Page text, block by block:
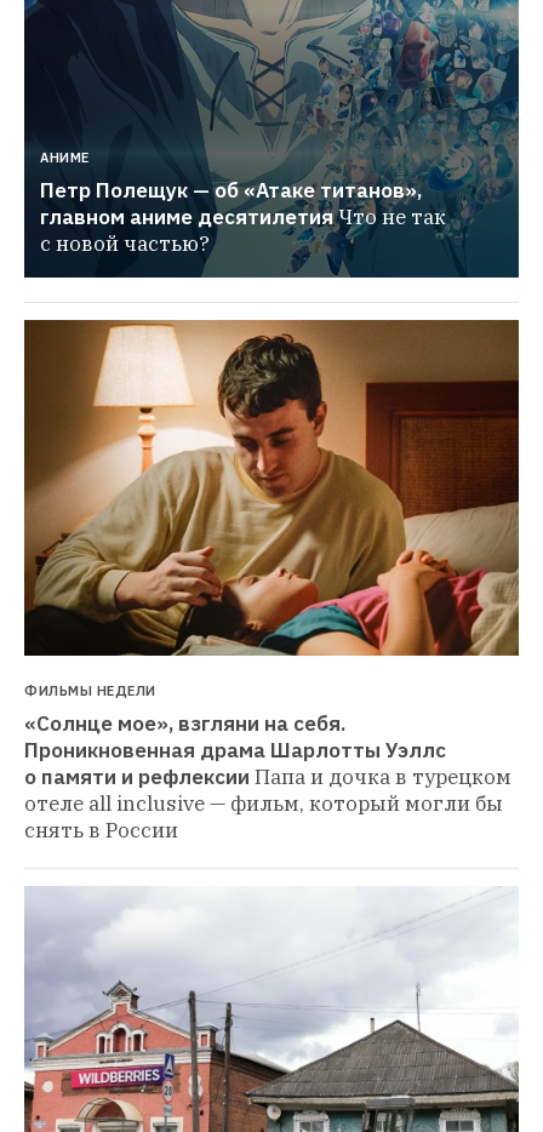
АНИМЕ
Петр Полещук — об «Атаке титанов»,
главном аниме десятилетияЧто не так
с новой частью?
ФИЛЬМЫ НЕДЕЛИ
«Солнце мое», взгляни на себя.
Проникновенная драма Шарлотты Уэллс
о памяти и рефлексии Папа и дочка в турецком
отеле all inclusive — фильм, который могли бы
снять в России